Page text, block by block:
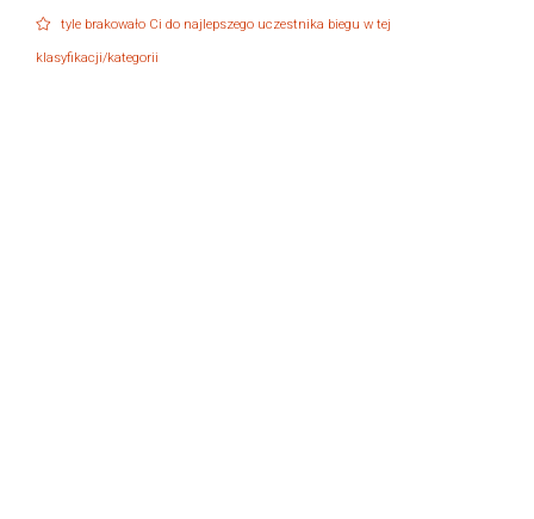
tyle brakowało Ci do najlepszego uczestnika biegu w tej
klasyfikacji/kategorii